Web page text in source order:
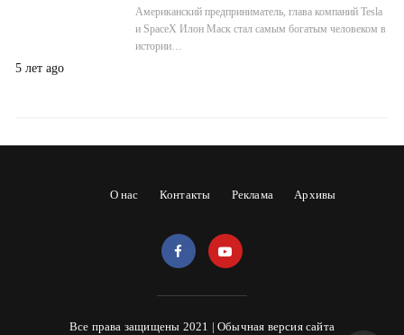
Американский предприниматель, глава компаний Tesla
и SpaceX Илон Маск стал самым богатым человеком в
истории…
5 лет ago
О нас Контакты Реклама Архивы
Все права защищены 2021 |Обычная версия сайта